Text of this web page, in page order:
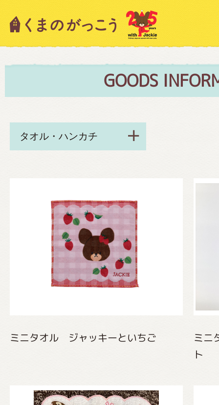
GOODS
ミニタオル ジャッキーといちご
ミニ
ト
キャラクター紹介
スタッフブログ
ショップインフォメーション
グッズインフォメーション
おたのしみコンテンツ(クイズ・
チア ジャッキーズ！